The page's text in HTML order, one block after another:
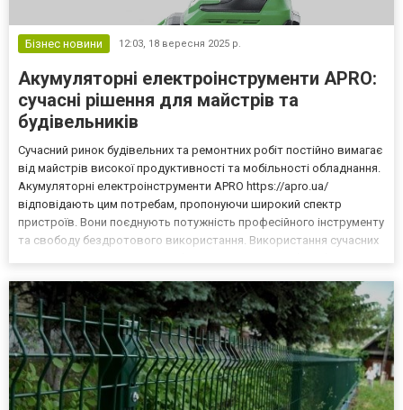
Бізнес новини 12:03, 18 вересня 2025 р.
Акумуляторні електроінструменти APRO:
сучасні рішення для майстрів та
будівельників
Сучасний ринок будівельних та ремонтних робіт постійно вимагає
від майстрів високої продуктивності та мобільності обладнання.
Акумуляторні електроінструменти APRO https://apro.ua/
відповідають цим потребам, пропонуючи широкий спектр
пристроїв. Вони поєднують потужність професійного інструменту
та свободу бездротового використання. Використання сучасних